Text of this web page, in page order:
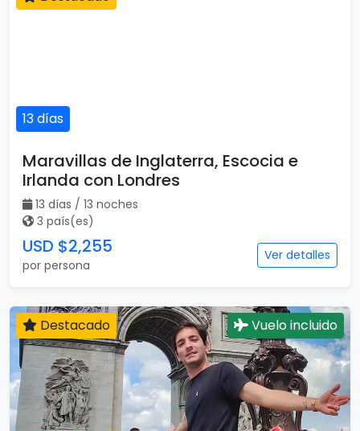
13 días
Maravillas de Inglaterra, Escocia e
Irlanda con Londres
13 días / 13 noches
3 país(es)
USD $2,255
por persona
Ver detalles
Destacado Vuelo incluido